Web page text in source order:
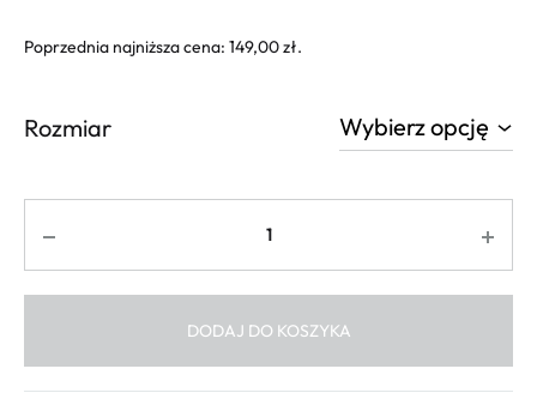
Poprzednia najniższa cena: 149,00zł.
Rozmiar
DODAJ DO KOSZYKA